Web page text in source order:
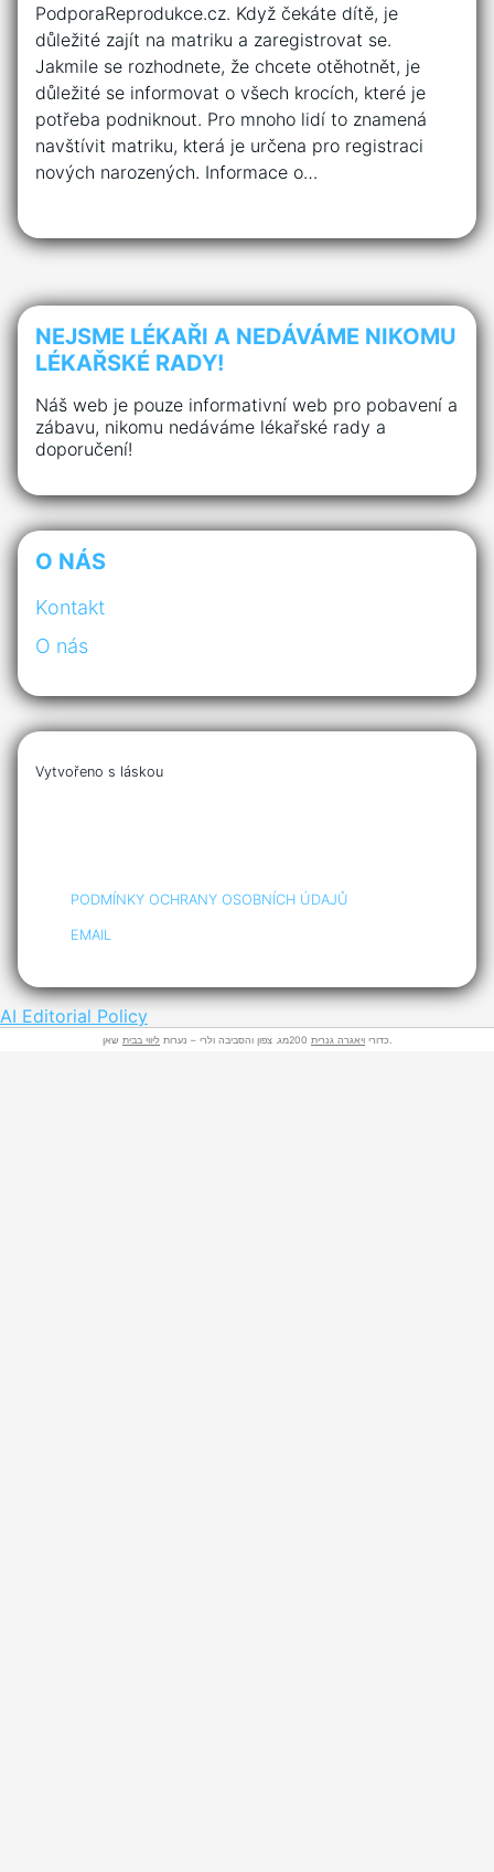
PodporaReprodukce.cz. Když čekáte dítě, je
důležité zajít na matriku a zaregistrovat se.
Jakmile se rozhodnete, že chcete otěhotnět, je
důležité se informovat o všech krocích, které je
potřeba podniknout. Pro mnoho lidí to znamená
navštívit matriku, která je určena pro registraci
nových narozených. Informace o…
NEJSME LÉKAŘI A NEDÁVÁME NIKOMU
LÉKAŘSKÉ RADY!
Náš web je pouze informativní web pro pobavení a
zábavu, nikomu nedáváme lékařské rady a
doporučení!
O NÁS
Kontakt
O nás
Vytvořeno s láskou
PODMÍNKY OCHRANY OSOBNÍCH ÚDAJŮ
EMAIL
AI Editorial Policy
כדורי ויאגרה גנרית ליווי בבית